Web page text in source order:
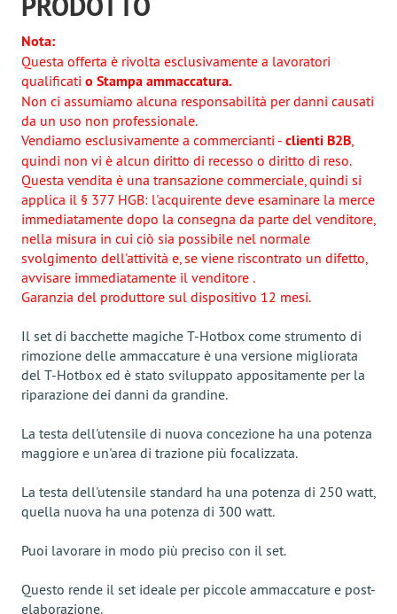
Nota:
Questa offerta è rivolta esclusivamente a lavoratori
qualificati o Stampa ammaccatura.
Non ci assumiamo alcuna responsabilità per danni causati
da un uso non professionale.
Vendiamo esclusivamente a commercianti - clienti B2B
quindi non vi è alcun diritto di recesso o diritto di reso.
Questa vendita è una transazione commerciale, quindi si
applica il § 377 HGB: l'acquirente deve esaminare la merce
immediatamente dopo la consegna da parte del venditore,
nella misura in cui ciò sia possibile nel normale
svolgimento dell'attività e, se viene riscontrato un difetto,
avvisare immediatamente il venditore .
Garanzia del produttore sul dispositivo 12 mesi.
Il set di bacchette magiche T-Hotbox come strumento di
rimozione delle ammaccature è una versione migliorata
del T-Hotbox ed è stato sviluppato appositamente per la
riparazione dei danni da grandine.
La testa dell'utensile di nuova concezione ha una potenza
maggiore e un'area di trazione più focalizzata.
La testa dell'utensile standard ha una potenza di 250 watt,
quella nuova ha una potenza di 300 watt.
Puoi lavorare in modo più preciso con il set.
Questo rende il set ideale per piccole ammaccature e post-
elaborazione.